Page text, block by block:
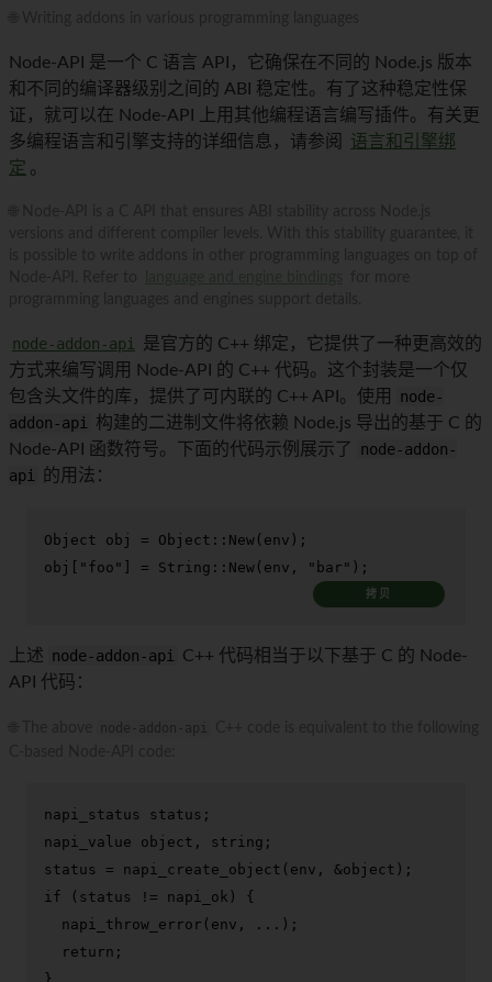
Node-API 是一个 C 语言 API，它确保在不同的 Node.js 版本
和不同的编译器级别之间的 ABI 稳定性。有了这种稳定性保
证，就可以在 Node-API 上用其他编程语言编写插件。有关更
多编程语言和引擎支持的详细信息，请参阅
语言和引擎绑
定 。
node-addon-api
是官方的 C++ 绑定，它提供了一种更高效的
方式来编写调用 Node-API 的 C++ 代码。这个封装是一个仅
包含头文件的库，提供了可内联的 C++ API。使用
node-
addon-api
构建的二进制文件将依赖 Node.js 导出的基于 C 的
Node-API 函数符号。下面的代码示例展示了
node-addon-
api
的用法：
Object obj = Object:: New (env);
obj[
"foo" ] = String:: New (env, "bar" );
拷贝
上述 node-addon-api
C++ 代码相当于以下基于 C 的 Node-
API 代码：
napi_status status;
napi_value object, string;
status = napi_create_object
if (status != napi_ok) {
napi_throw_error (env, ...);
return ;